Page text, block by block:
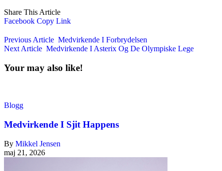
Share This Article
Facebook Copy Link
Previous Article Medvirkende I Forbrydelsen
Next Article Medvirkende I Asterix Og De Olympiske Lege
Your may also like!
Blogg
Medvirkende I Sjit Happens
By Mikkel Jensen
maj 21, 2026